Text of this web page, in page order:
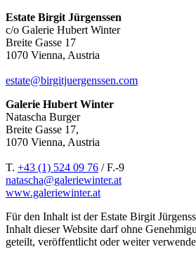
Estate Birgit Jürgenssen
c/o Galerie Hubert Winter
Breite Gasse 17
1070 Vienna, Austria
estate@birgitjuergenssen.com
Galerie Hubert Winter
Natascha Burger
Breite Gasse 17,
1070 Vienna, Austria
T. +43 (1) 524 09 76 / F.-9
natascha@galeriewinter.at
www.galeriewinter.at
Für den Inhalt ist der Estate Birgit
Inhalt dieser Website darf ohne
geteilt, veröffentlicht oder weiter